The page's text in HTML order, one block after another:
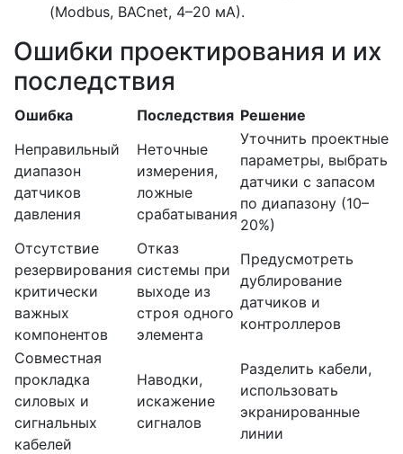
(Modbus, BACnet, 4–20 мА).
Ошибки проектирования и их
последствия
Ошибка Последствия Решение
Неправильный
диапазон
датчиков
давления
Неточные
измерения,
ложные
срабатывания
Уточнить проектные
параметры, выбрать
датчики с запасом
по диапазону (10–
20%)
Отсутствие
резервирования
критически
важных
компонентов
Отказ
системы при
выходе из
строя одного
элемента
Предусмотреть
дублирование
датчиков и
контроллеров
Совместная
прокладка
силовых и
сигнальных
кабелей
Наводки,
искажение
сигналов
Разделить кабели,
использовать
экранированные
линии